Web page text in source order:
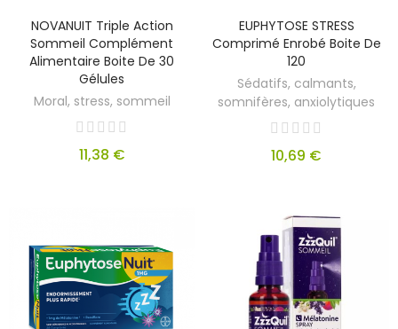
NOVANUIT Triple Action
Sommeil Complément
Alimentaire Boite De 30
Gélules
Moral, stress, sommeil
11,38 €
EUPHYTOSE STRESS
Comprimé Enrobé Boite De
120
Sédatifs, calmants,
somnifères, anxiolytiques
10,69 €